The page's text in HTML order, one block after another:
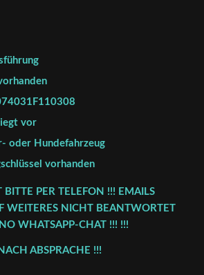
vor
oder Hundefahrzeug
vorhanden
BITTE PER TELEFON !!! EMAILS
WEITERES NICHT BEANTWORTET
WHATSAPP-CHAT !!! !!!
ABSPRACHE !!!